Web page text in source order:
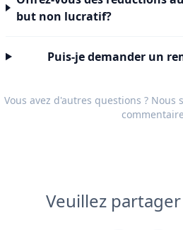
but non lucratif?
Puis-je demander un
Vous avez d'autres questions ? Nous
Veuillez